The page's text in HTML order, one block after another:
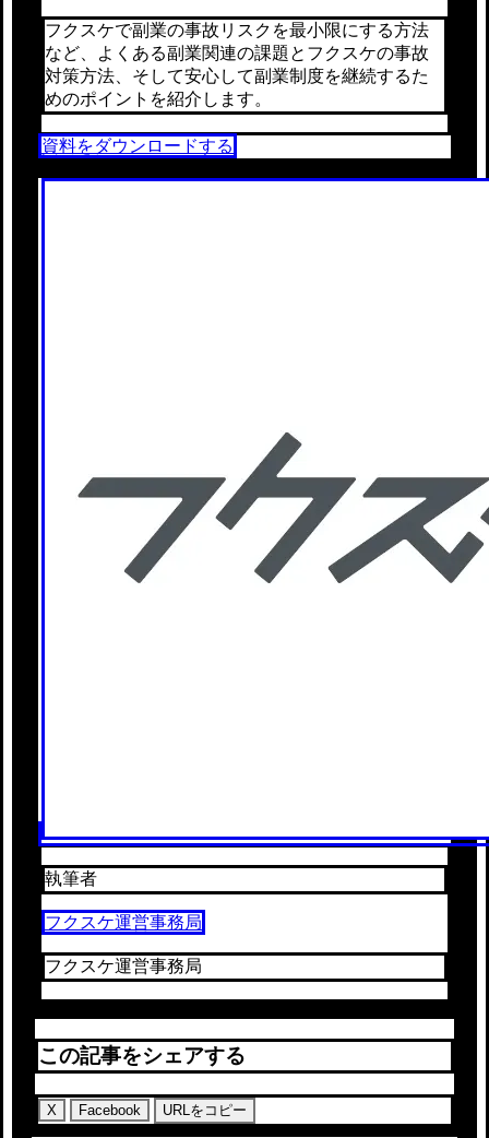
フクスケで副業の事故リスクを最小限にする方法
など、よくある副業関連の課題とフクスケの事故
対策方法、そして安心して副業制度を継続するた
めのポイントを紹介します。
資料をダウンロードする
執筆者
フクスケ運営事務局
フクスケ運営事務局
この記事をシェアする
X Facebook URLをコピー